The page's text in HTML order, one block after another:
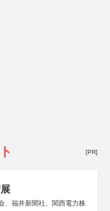
[PR]
、福井新聞社、関西電力株